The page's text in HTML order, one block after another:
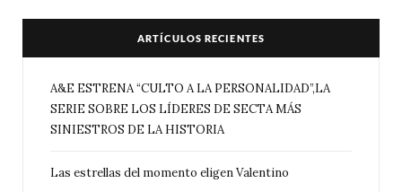
ARTÍCULOS RECIENTES
A&E ESTRENA “CULTO A LA PERSONALIDAD”,LA
SERIE SOBRE LOS LÍDERES DE SECTA MÁS
SINIESTROS DE LA HISTORIA
Las estrellas del momento eligen Valentino